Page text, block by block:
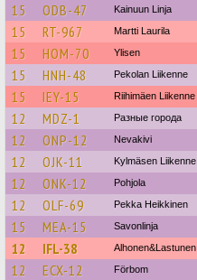
15 ODB-47 Kainuun Linja
15 RT-967 Martti Laurila
15 HOM-70 Ylisen
15 HNH-48 Pekolan Liikenne
15 IEY-15 Riihimäen Liikenne
12 MDZ-1 Разные города
12 ONP-12 Nevakivi
12 OJK-11 Kylmäsen Liikenne
12 ONK-12 Pohjola
12 OLF-69 Pekka Heikkinen
15 MEA-15 Savonlinja
12 IFL-38 Alhonen&Lastunen
12 ECX-12 Förbom